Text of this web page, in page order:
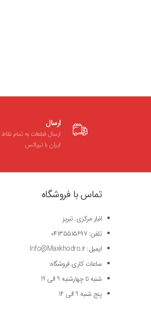
ارسال
ارسال قطعات به تمام نقاط
ایران با تیپاکس
تماس با فروشگاه
انبار مرکزی: تبریز
تلفن: ۰۴۱۳۵۵۱۵۶۹۷
ایمیل: Info@Maxkhodro.ir
ساعات کاری فروشگاه:
شنبه تا چهارشنبه 9 الی 19
پنج شنبه 9 الی 14